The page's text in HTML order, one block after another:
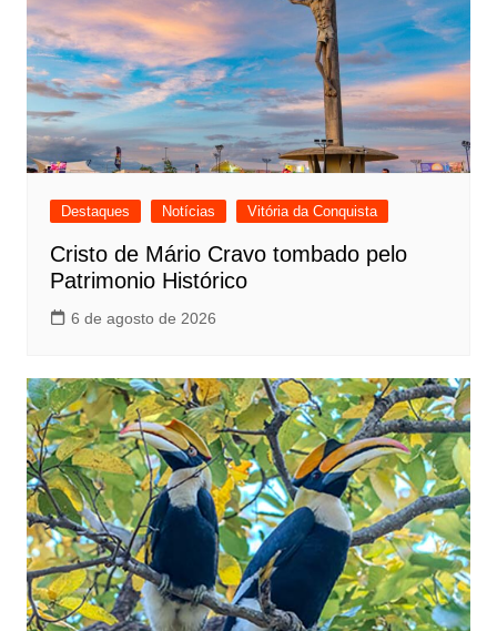
Destaques Notícias Vitória da Conquista
Cristo de Mário Cravo tombado pelo
Patrimonio Histórico
6 de agosto de 2026